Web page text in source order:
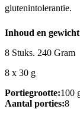
glutenintolerantie.
Inhoud en gewicht
8 Stuks. 240 Gram
8 x 30 g
Portiegrootte:100
Aantal porties:8